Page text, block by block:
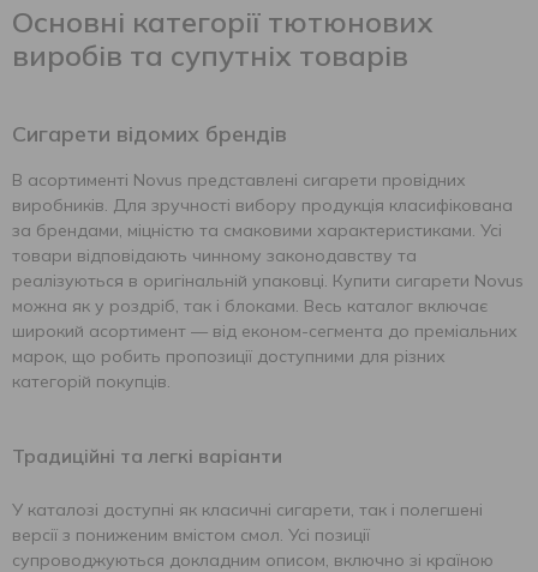
Основні категорії тютюнових
виробів та супутніх товарів
Сигарети відомих брендів
В асортименті Novus представлені сигарети провідних
виробників. Для зручності вибору продукція класифікована
за брендами, міцністю та смаковими характеристиками. Усі
товари відповідають чинному законодавству та
реалізуються в оригінальній упаковці. Купити сигарети Novus
можна як у роздріб, так і блоками. Весь каталог включає
широкий асортимент — від економ-сегмента до преміальних
марок, що робить пропозиції доступними для різних
категорій покупців.
Традиційні та легкі варіанти
У каталозі доступні як класичні сигарети, так і полегшені
версії з пониженим вмістом смол. Усі позиції
супроводжуються докладним описом, включно зі країною